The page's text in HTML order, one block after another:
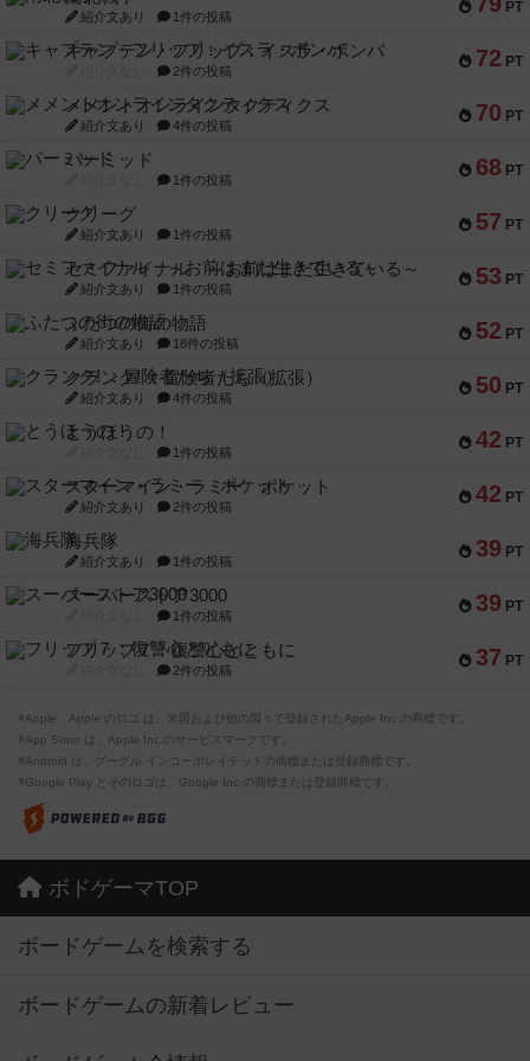
PT
紹介文あり 1件の投稿
72 PT
キャプテン・フリップ：イスラ・ボンバ
2件の投稿
70 PT
メメントオンラインタクティクス
紹介文あり 4件の投稿
68 PT
パーミッド
1件の投稿
57 PT
クリーグ
紹介文あり 1件の投稿
53 PT
セミファイナル ～お前はまだ生きている～
紹介文あり 1件の投稿
52 PT
ふたつの街の物語
紹介文あり 18件の投稿
50 PT
クランク! ：冒険者たち（拡張）
紹介文あり 4件の投稿
42 PT
とうほうの！
1件の投稿
42 PT
スターマイン・ラミー ポケット
紹介文あり 2件の投稿
39 PT
海兵隊
紹介文あり 1件の投稿
39 PT
スーパーストア3000
1件の投稿
37 PT
フリップ７：復讐心とともに
2件の投稿
※Apple、Apple のロゴ は、米国および他の国々で登録されたApple Inc.の商標です。
※App Store は、Apple Inc.のサービスマークです。
※Android は、グーグル インコーポレイテッドの商標または登録商標です。
※Google Play とそのロゴは、Google Inc.の商標または登録商標です。
ボドゲーマTOP
ボードゲームを検索する
ボードゲームの新着レビュー